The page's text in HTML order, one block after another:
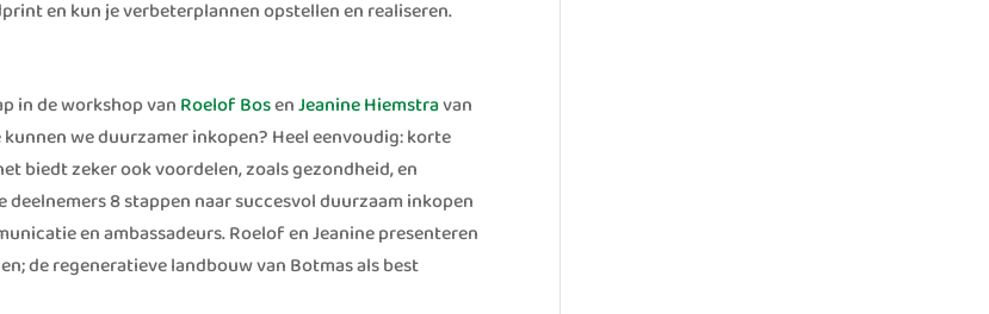
en kun je verbeterplannen opstellen en realiseren.
in de workshop vanRoelof BosenJeanine Hiemstravan
we duurzamer inkopen? Heel eenvoudig: korte
biedt zeker ook voordelen, zoals gezondheid, en
8 stappen naar succesvol duurzaam inkopen
en ambassadeurs. Roelof en Jeanine presenteren
de regeneratieve landbouw van Botmas als best